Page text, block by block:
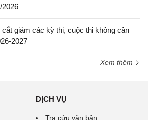
2026
giảm các kỳ thi, cuộc thi không cần
2027
Xem thêm
DỊCH VỤ
Tra cứu văn bản